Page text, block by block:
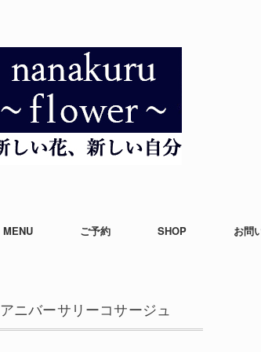
MENU ご予約 SHOP お問
アニバーサリーコサージュ